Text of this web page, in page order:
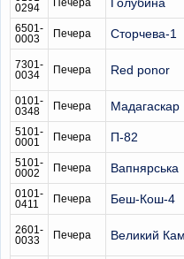
0294
Печера
6501-
0003
Печера Сторчева-1
7301-
0034
Печера Red ponor
0101-
0348
Печера Мадагаскар
5101-
0001
Печера П-82
5101-
0002
Печера Вапнярська
0101-
0411
Печера Беш-Кош-4
2601-
0033
Печера Великий